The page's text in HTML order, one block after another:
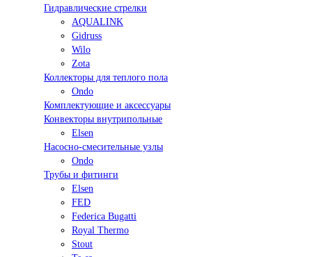
Гидравлические стрелки
AQUALINK
Gidruss
Wilo
Zota
Коллекторы для теплого пола
Ondo
Комплектующие и аксессуары
Конвекторы внутрипольные
Elsen
Насосно-смесительные узлы
Ondo
Трубы и фитинги
Elsen
FED
Federica Bugatti
Royal Thermo
Stout